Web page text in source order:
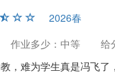
2026春
作业多少：中等 给
，难为学生真是冯飞了